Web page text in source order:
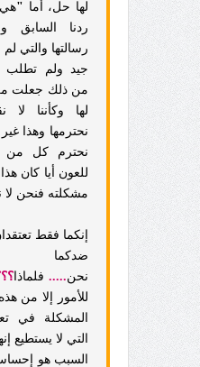
لها حل، أما "هي
ردنا السابق
رسالتها والتي
جيد ولم تطلب
من ذلك جعلت
لها وكأننا لا
نحترمها وهذا
نحترم كل من
للعون أيا كان
مشكلته فنحن لا
إنكما فقط
نحن..... فلماذا
للأمور إلا من
المشكلة في
التي لا يستطيع
السبب هو